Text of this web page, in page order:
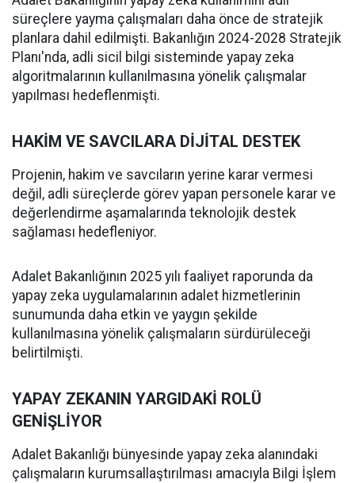
süreçlere yayma çalışmaları daha önce de stratejik
planlara dahil edilmişti. Bakanlığın 2024-2028 Stratejik
Planı'nda, adli sicil bilgi sisteminde yapay zeka
algoritmalarının kullanılmasına yönelik çalışmalar
yapılması hedeflenmişti.
HAKİM VE SAVCILARA DİJİTAL DESTEK
Projenin, hakim ve savcıların yerine karar vermesi
değil, adli süreçlerde görev yapan personele karar ve
değerlendirme aşamalarında teknolojik destek
sağlaması hedefleniyor.
Adalet Bakanlığının 2025 yılı faaliyet raporunda da
yapay zeka uygulamalarının adalet hizmetlerinin
sunumunda daha etkin ve yaygın şekilde
kullanılmasına yönelik çalışmaların sürdürüleceği
belirtilmişti.
YAPAY ZEKANIN YARGIDAKİ ROLÜ
GENİŞLİYOR
Adalet Bakanlığı bünyesinde yapay zeka alanındaki
çalışmaların kurumsallaştırılması amacıyla Bilgi İşlem